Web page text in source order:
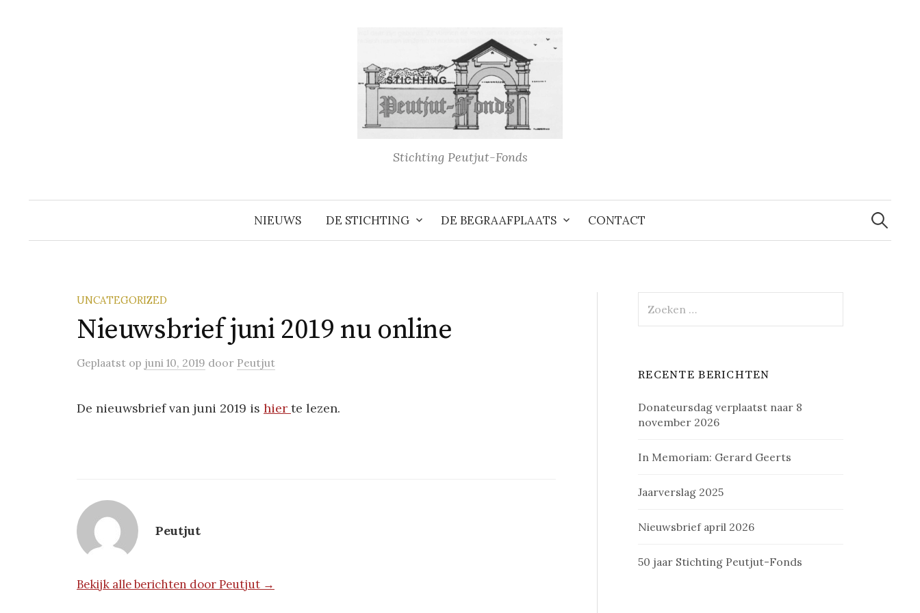
Stichting Peutjut-Fonds
NIEUWS DE STICHTING DE BEGRAAFPLAATS CONTACT
Zoeken
naar:
UNCATEGORIZED
Nieuwsbrief juni 2019 nu online
Geplaatst op juni 10, 2019 door Peutjut
De nieuwsbrief van juni 2019 is hier te lezen.
Peutjut
Bekijk alle berichten door Peutjut →
naar:
RECENTE BERICHTEN
Donateursdag verplaatst naar 8
november 2026
In Memoriam: Gerard Geerts
Jaarverslag 2025
Nieuwsbrief april 2026
50 jaar Stichting Peutjut-Fonds